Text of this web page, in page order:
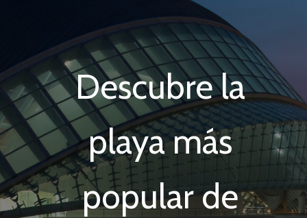
Descubre la
playa más
popular de